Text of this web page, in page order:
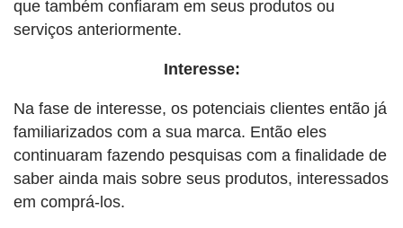
que também confiaram em seus produtos ou
serviços anteriormente.
Interesse:
Na fase de interesse, os potenciais clientes então já
familiarizados com a sua marca. Então eles
continuaram fazendo pesquisas com a finalidade de
saber ainda mais sobre seus produtos, interessados
em comprá-los.